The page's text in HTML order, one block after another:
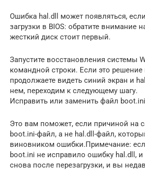
Ошибка hal.dll может появляться,
загрузки в BIOS: обратите внимание
жесткий диск стоит первый.
Запустите восстановления системы
командной строки. Если это
продолжаете видеть синий экран и
нем, переходим к следующему шагу.
Исправить или заменить файл boot.ini
Это вам поможет, если причиной на
boot.ini-файл, а не hal.dll-файл,
виновником ошибки.Примечание:
boot.ini не исправило ошибку hal.dll, и
снова после перезагрузки, и вы